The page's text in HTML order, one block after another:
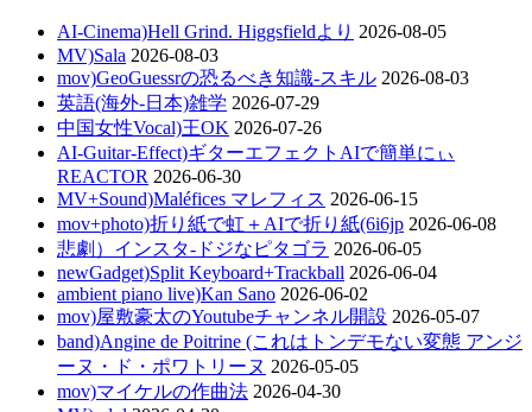
AI-Cinema)Hell Grind. Higgsfieldより 2026-08-05
MV)Sala 2026-08-03
mov)GeoGuessrの恐るべき知識-スキル 2026-08-03
英語(海外-日本)雑学 2026-07-29
中国女性Vocal)王OK 2026-07-26
AI-Guitar-Effect)ギターエフェクトAIで簡単にぃ
REACTOR 2026-06-30
MV+Sound)Maléfices マレフィス 2026-06-15
mov+photo)折り紙で虹＋AIで折り紙(6i6jp 2026-06-08
悲劇）インスタ-ドジなピタゴラ 2026-06-05
newGadget)Split Keyboard+Trackball 2026-06-04
ambient piano live)Kan Sano 2026-06-02
mov)屋敷豪太のYoutubeチャンネル開設 2026-05-07
band)Angine de Poitrine (これはトンデモない変態 アンジ
ーヌ・ド・ポワトリーヌ 2026-05-05
mov)マイケルの作曲法 2026-04-30